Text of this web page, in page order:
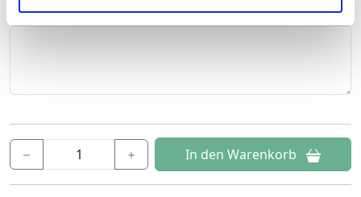
Ihre Bemerkung
In den Warenkorb